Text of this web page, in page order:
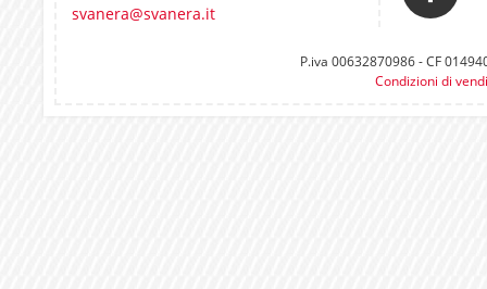
svanera@svanera.it
P.iva 00632870986 - CF
Condizioni di